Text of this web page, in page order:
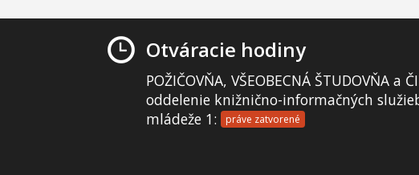
Otváracie hodiny
POŽIČOVŇA, VŠEOBECNÁ ŠTUDOVŇA a
oddelenie knižnično-informačných
mládeže 1:
práve zatvorené